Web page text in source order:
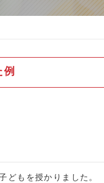
どもを授かりました。